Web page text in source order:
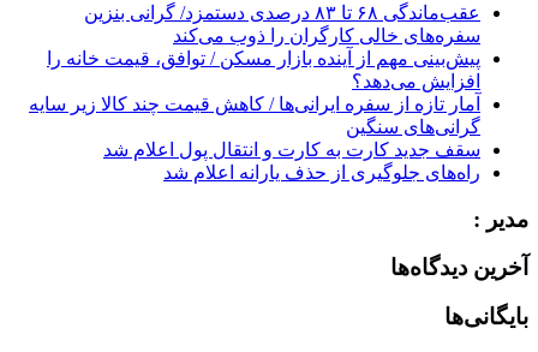
عقب‌ماندگی ۶۸ تا ۸۳ درصدی دستمزد/ گرانی بنزین
سفره‌های خالی کارگران را ذوب می‌کند
پیش‌بینی مهم از آینده بازار مسکن / توافق، قیمت خانه را
افزایش می‌دهد؟
آمار تازه از سفره ایرانی‌ها / کاهش قیمت چند کالا زیر سایه
گرانی‌های سنگین
سقف جدید کارت به کارت و انتقال پول اعلام شد
راه‌های جلوگیری از حذف یارانه اعلام شد
مدیر :
آخرین دیدگاه‌ها
بایگانی‌ها